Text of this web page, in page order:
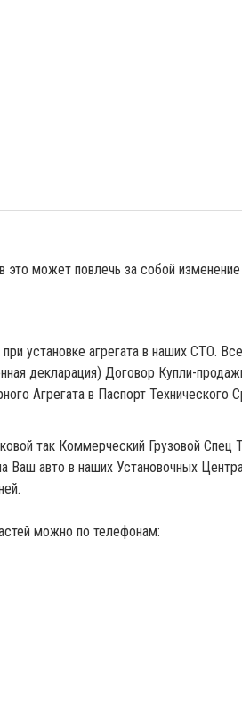
может повлечь за собой
установке агрегата в наших СТО.
декларация) Договор Купли-
Агрегата в Паспорт Технического
так Коммерческий Грузовой Спец
Ваш авто в наших Установочных
можно по телефонам: